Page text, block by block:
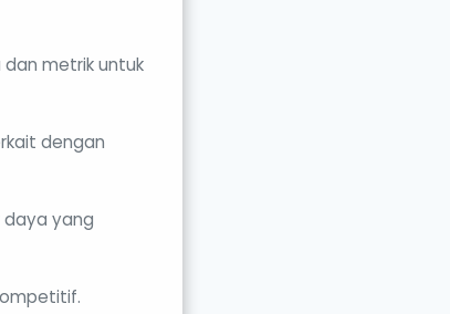
metrik untuk
dengan
daya yang